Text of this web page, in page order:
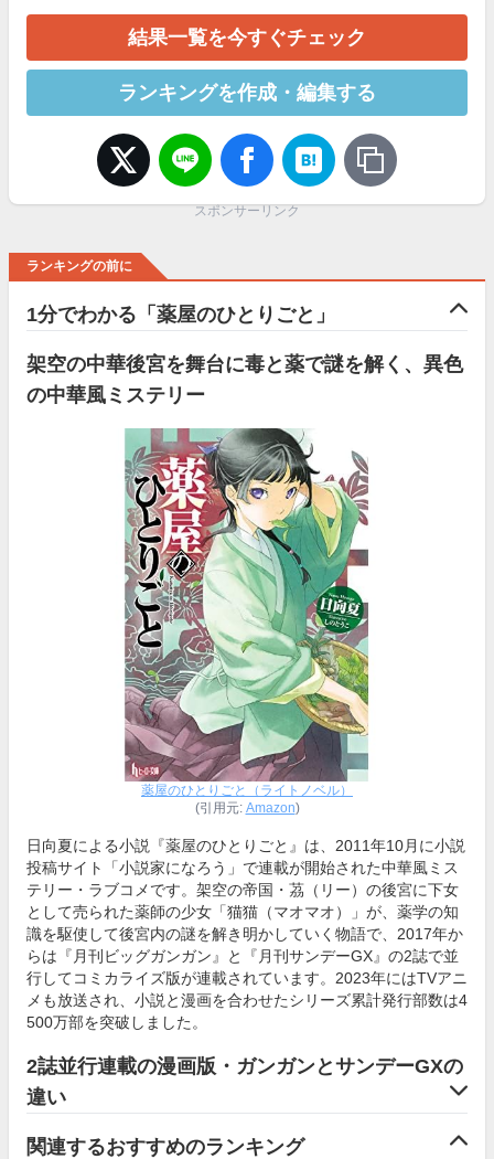
結果一覧を今すぐチェック
ランキングを作成・編集する
スポンサーリンク
ランキングの前に
1分でわかる「薬屋のひとりごと」
架空の中華後宮を舞台に毒と薬で謎を解く、異色
の中華風ミステリー
薬屋のひとりごと（ライトノベル）
(引用元: Amazon)
日向夏による小説『薬屋のひとりごと』は、2011年10月に小説
投稿サイト「小説家になろう」で連載が開始された中華風ミス
テリー・ラブコメです。架空の帝国・茘（リー）の後宮に下女
として売られた薬師の少女「猫猫（マオマオ）」が、薬学の知
識を駆使して後宮内の謎を解き明かしていく物語で、2017年か
らは『月刊ビッグガンガン』と『月刊サンデーGX』の2誌で並
行してコミカライズ版が連載されています。2023年にはTVアニ
メも放送され、小説と漫画を合わせたシリーズ累計発行部数は4
500万部を突破しました。
2誌並行連載の漫画版・ガンガンとサンデーGXの
違い
関連するおすすめのランキング